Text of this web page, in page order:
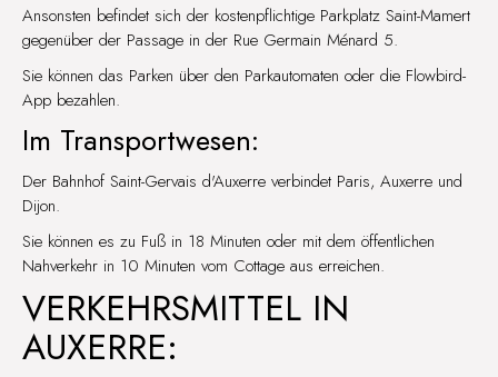
Ansonsten befindet sich der kostenpflichtige Parkplatz Saint-Mamert
gegenüber der Passage in der Rue Germain Ménard 5.
Sie können das Parken über den Parkautomaten oder die Flowbird-
App bezahlen.
Im Transportwesen:
Der Bahnhof Saint-Gervais d'Auxerre verbindet Paris, Auxerre und
Dijon.
Sie können es zu Fuß in 18 Minuten oder mit dem öffentlichen
Nahverkehr in 10 Minuten vom Cottage aus erreichen.
VERKEHRSMITTEL IN
AUXERRE: